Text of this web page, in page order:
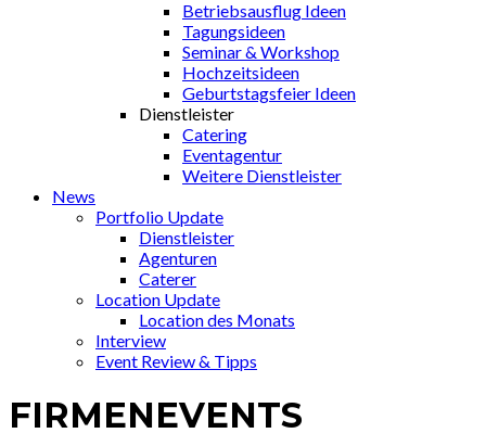
Betriebsausflug Ideen
Tagungsideen
Seminar & Workshop
Hochzeitsideen
Geburtstagsfeier Ideen
Dienstleister
Catering
Eventagentur
Weitere Dienstleister
News
Portfolio Update
Dienstleister
Agenturen
Caterer
Location Update
Location des Monats
Interview
Event Review & Tipps
FIRMENEVENTS